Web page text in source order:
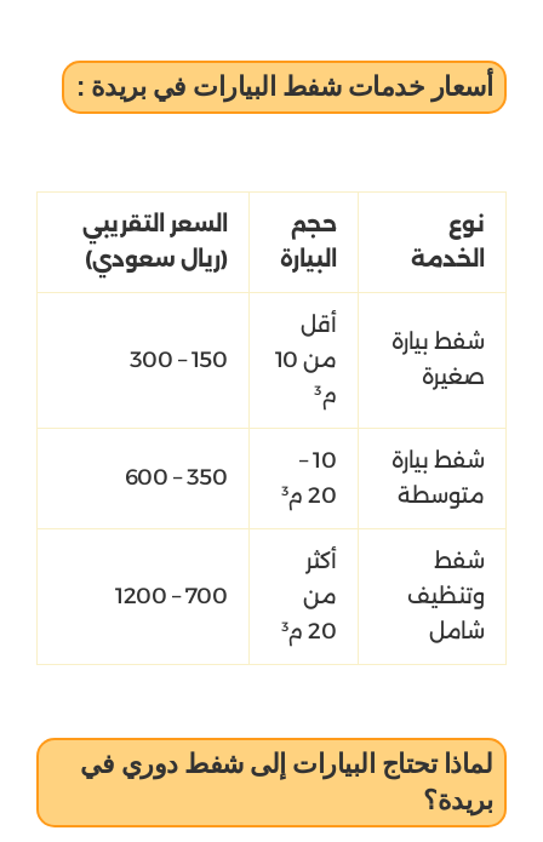
أسعار خدمات شفط البيارات في بريدة :
نوع
الخدمة
حجم
البيارة
السعر التقريبي
(ريال سعودي)
شفط بيارة
صغيرة
أقل
من 10
م³
150 – 300
شفط بيارة
متوسطة
10 –
20 م³
350 – 600
شفط
وتنظيف
شامل
أكثر
من
20 م³
700 – 1200
لماذا تحتاج البيارات إلى شفط دوري في
بريدة؟